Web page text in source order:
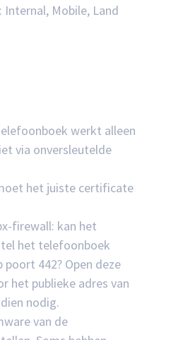
Internal, Mobile, Land
werkt alleen
via onversleutelde
het juiste certificate
firewall: kan het
het telefoonboek
poort 442? Open deze
het publieke adres van
nodig.
van de